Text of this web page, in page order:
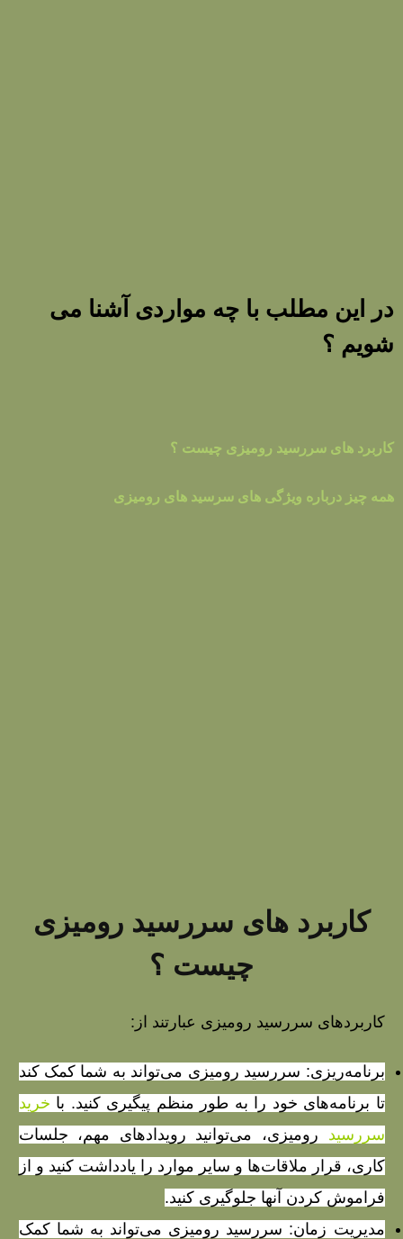
در این مطلب با چه مواردی آشنا می
شویم ؟
کاربرد های سررسید رومیزی چیست ؟
همه چیز درباره ویژگی های سرسید های رومیزی
کاربرد های سررسید رومیزی
چیست ؟
کاربردهای سررسید رومیزی عبارتند از:
برنامه‌ریزی: سررسید رومیزی می‌تواند به شما کمک کند
تا برنامه‌های خود را به طور منظم پیگیری کنید. با خرید
سررسید رومیزی، می‌توانید رویدادهای مهم، جلسات
کاری، قرار ملاقات‌ها و سایر موارد را یادداشت کنید و از
فراموش کردن آنها جلوگیری کنید.
مدیریت زمان: سررسید رومیزی می‌تواند به شما کمک